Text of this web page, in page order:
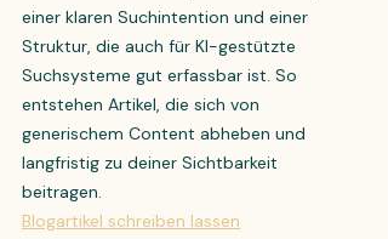
einer klaren Suchintention und einer
Struktur, die auch für KI-gestützte
Suchsysteme gut erfassbar ist. So
entstehen Artikel, die sich von
generischem Content abheben und
langfristig zu deiner Sichtbarkeit
beitragen.
Blogartikel schreiben lassen